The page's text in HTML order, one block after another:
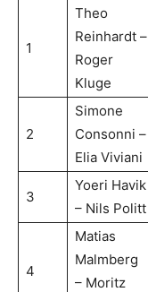
1
Theo
Reinhardt –
Roger
Kluge
2
Simone
Consonni –
Elia Viviani
3
Yoeri Havik
– Nils Politt
4
Matias
Malmberg
– Moritz